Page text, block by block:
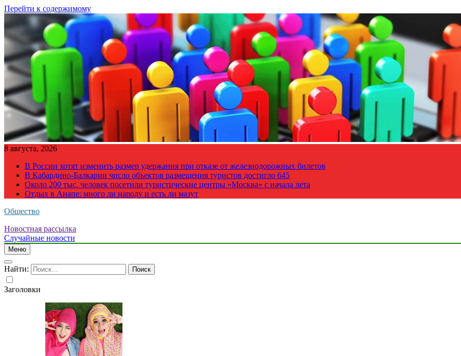
Перейти к содержимому
8 августа, 2026
В России хотят изменить размер удержания при отказе от железнодорожных билетов
В Кабардино-Балкарии число объектов размещения туристов достигло 645
Около 200 тыс. человек посетили туристические центры «Москва» с начала лета
Отдых в Анапе: много ли народу и есть ли мазут
Общество
Новостная рассылка
Случайные новости
Меню
Найти:
Заголовки